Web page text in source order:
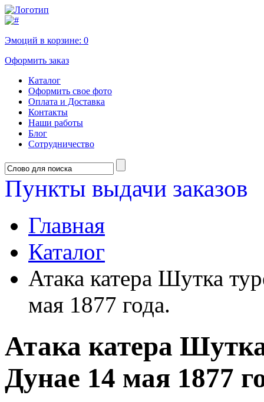
Эмоций в корзине: 0
Оформить заказ
Каталог
Оформить свое фото
Оплата и Доставка
Контакты
Наши работы
Блог
Сотрудничество
Пункты выдачи заказов
Главная
Каталог
Атака катера Шутка
мая 1877 года.
Атака катера
Дунае 14 мая 1877